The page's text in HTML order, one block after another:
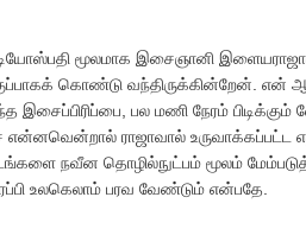
மூலமாக இசைஞானி
கொண்டு வந்திருக்கின்றேன். என்
இசைப்பிரிப்பை, பல மணி நேரம்
என்னவென்றால் ராஜாவால்
நவீன தொழில்நுட்பம் மூலம்
உலகெலாம் பரவ வேண்டும் என்பதே.